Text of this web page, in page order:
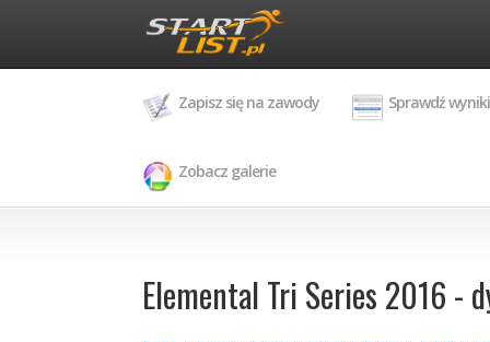
Zapisz się na zawody Sprawdź wyniki
Zobacz galerie
Elemental Tri Series 2016 -